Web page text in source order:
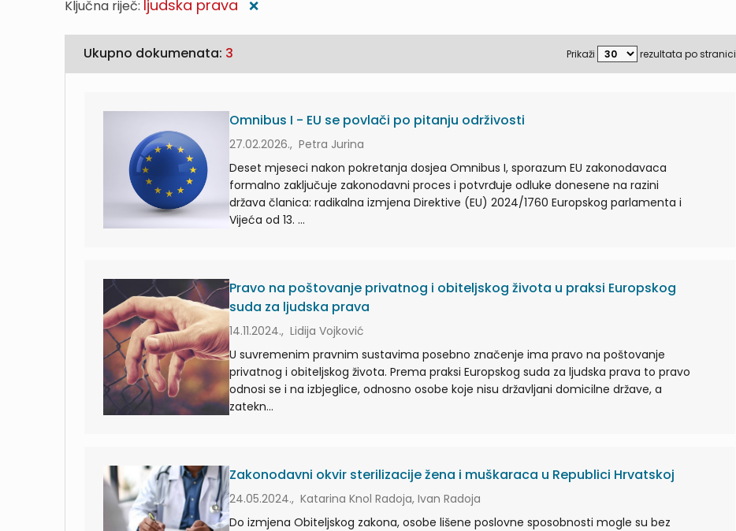
Ključna riječ: ljudska prava ❌
Ukupno dokumenata: 3 Prikaži rezultata po stranici
Omnibus I - EU se povlači po pitanju održivosti
27.02.2026., Petra Jurina
Deset mjeseci nakon pokretanja dosjea Omnibus I, sporazum EU zakonodavaca
formalno zaključuje zakonodavni proces i potvrđuje odluke donesene na razini
država članica: radikalna izmjena Direktive (EU) 2024/1760 Europskog parlamenta i
Vijeća od 13. ...
Pravo na poštovanje privatnog i obiteljskog života u praksi Europskog
suda za ljudska prava
14.11.2024., Lidija Vojković
U suvremenim pravnim sustavima posebno značenje ima pravo na poštovanje
privatnog i obiteljskog života. Prema praksi Europskog suda za ljudska prava to pravo
odnosi se i na izbjeglice, odnosno osobe koje nisu državljani domicilne države, a
zatekn...
Zakonodavni okvir sterilizacije žena i muškaraca u Republici Hrvatskoj
24.05.2024., Katarina Knol Radoja, Ivan Radoja
Do izmjena Obiteljskog zakona, osobe lišene poslovne sposobnosti mogle su bez